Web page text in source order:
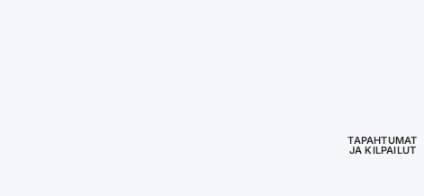
TAPAHTUMAT
JA KILPAILUT